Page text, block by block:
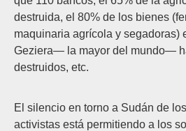
destruida, el 80% de los bienes
maquinaria agrícola y segadoras)
Geziera— la mayor del mundo—
destruidos, etc.
El silencio en torno a Sudán de
activistas está permitiendo a los